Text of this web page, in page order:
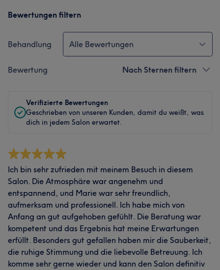
Bewertungen filtern
Behandlung Alle Bewertungen
Bewertung Nach Sternen filtern
Verifizierte Bewertungen
Geschrieben von unseren Kunden, damit du weißt, was
dich in jedem Salon erwartet.
Ich bin sehr zufrieden mit meinem Besuch in diesem
Salon. Die Atmosphäre war angenehm und
entspannend, und Marie war sehr freundlich,
aufmerksam und professionell. Ich habe mich von
Anfang an gut aufgehoben gefühlt. Die Beratung war
kompetent und das Ergebnis hat meine Erwartungen
erfüllt. Besonders gut gefallen haben mir die Sauberkeit,
die ruhige Stimmung und die liebevolle Betreuung. Ich
komme sehr gerne wieder und kann den Salon definitiv